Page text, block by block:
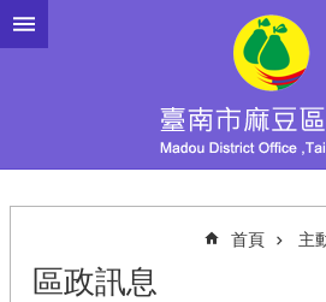
跳到主要內容區塊
首頁 主
區政訊息